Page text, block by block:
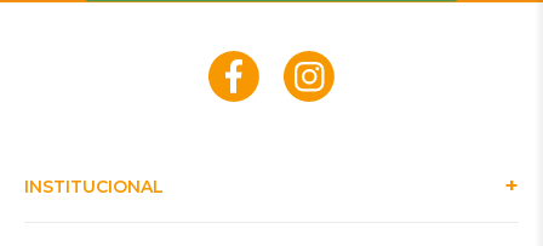
INSTITUCIONAL